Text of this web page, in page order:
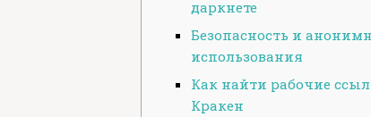
даркнете
Безопасность и
использования
Как найти рабочие
Кракен